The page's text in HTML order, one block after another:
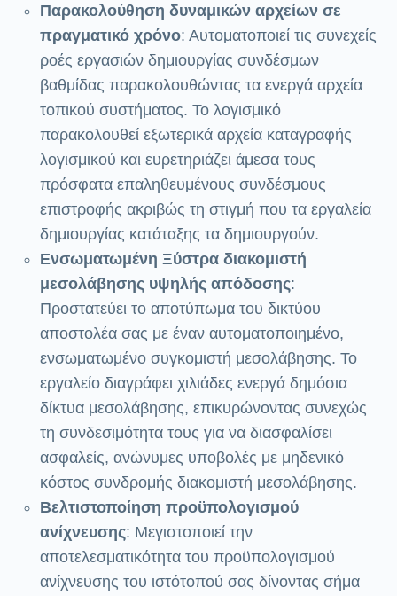
Παρακολούθηση δυναμικών αρχείων σε
πραγματικό χρόνο: Αυτοματοποιεί τις συνεχείς
ροές εργασιών δημιουργίας συνδέσμων
βαθμίδας παρακολουθώντας τα ενεργά αρχεία
τοπικού συστήματος. Το λογισμικό
παρακολουθεί εξωτερικά αρχεία καταγραφής
λογισμικού και ευρετηριάζει άμεσα τους
πρόσφατα επαληθευμένους συνδέσμους
επιστροφής ακριβώς τη στιγμή που τα εργαλεία
δημιουργίας κατάταξης τα δημιουργούν.
Ενσωματωμένη Ξύστρα διακομιστή
μεσολάβησης υψηλής απόδοσης:
Προστατεύει το αποτύπωμα του δικτύου
αποστολέα σας με έναν αυτοματοποιημένο,
ενσωματωμένο συγκομιστή μεσολάβησης. Το
εργαλείο διαγράφει χιλιάδες ενεργά δημόσια
δίκτυα μεσολάβησης, επικυρώνοντας συνεχώς
τη συνδεσιμότητα τους για να διασφαλίσει
ασφαλείς, ανώνυμες υποβολές με μηδενικό
κόστος συνδρομής διακομιστή μεσολάβησης.
Βελτιστοποίηση προϋπολογισμού
ανίχνευσης: Μεγιστοποιεί την
αποτελεσματικότητα του προϋπολογισμού
ανίχνευσης του ιστότοπού σας δίνοντας σήμα